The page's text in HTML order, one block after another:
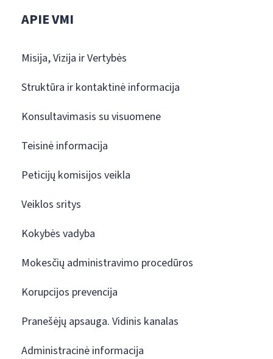
APIE VMI
Misija, Vizija ir Vertybės
Struktūra ir kontaktinė informacija
Konsultavimasis su visuomene
Teisinė informacija
Peticijų komisijos veikla
Veiklos sritys
Kokybės vadyba
Mokesčių administravimo procedūros
Korupcijos prevencija
Pranešėjų apsauga. Vidinis kanalas
Administracinė informacija